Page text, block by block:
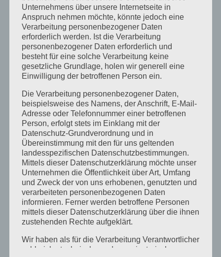
Studentenverbindungen eine alternative
Bildungserfahrung bieten
vonBurschenschaft Gothia Düsseldorf |Nov. 7, 2024
Allgemein
In einer Zeit, in der individuelle Ziele, Effizienz
und die Optimierung der eigenen Leistung im
Vordergrund stehen, scheint der Wert von
Bundesbrüderlichkeit und Respekt oft in den
Hintergrund zu rücken. Doch für viele junge
Menschen, die sich für eine...
Suchen
Neueste Beiträge
als Erstsemester beitreten solltest
Unternehmens über unsere Internetseite in
Anspruch nehmen möchte, könnte jedoch eine
Verarbeitung personenbezogener Daten
erforderlich werden. Ist die Verarbeitung
personenbezogener Daten erforderlich und
besteht für eine solche Verarbeitung keine
gesetzliche Grundlage, holen wir generell eine
Einwilligung der betroffenen Person ein.
Die Verarbeitung personenbezogener Daten,
beispielsweise des Namens, der Anschrift, E-Mail-
Adresse oder Telefonnummer einer betroffenen
Person, erfolgt stets im Einklang mit der
Datenschutz-Grundverordnung und in
Übereinstimmung mit den für uns geltenden
landesspezifischen Datenschutzbestimmungen.
Mittels dieser Datenschutzerklärung möchte unser
Unternehmen die Öffentlichkeit über Art, Umfang
und Zweck der von uns erhobenen, genutzten und
verarbeiteten personenbezogenen Daten
informieren. Ferner werden betroffene Personen
mittels dieser Datenschutzerklärung über die ihnen
zustehenden Rechte aufgeklärt.
Wir haben als für die Verarbeitung Verantwortlicher
zahlreiche technische und organisatorische